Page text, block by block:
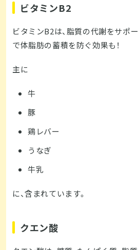
ビタミンB2
ビタミンB2は、脂質の代謝をサポ
で体脂肪の蓄積を防ぐ効果も！
主に
牛
豚
鶏レバー
うなぎ
牛乳
に、含まれています。
クエン酸